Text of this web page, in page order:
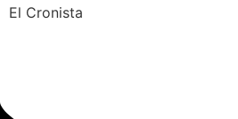
El Cronista